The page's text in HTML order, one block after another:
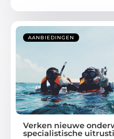
AANBIEDINGEN
Verken nieuwe
specialistische